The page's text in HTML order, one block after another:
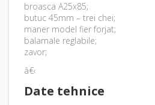
broasca A25x85;
butuc 45mm – trei chei;
maner model fier forjat;
balamale reglabile;
zavor;
â€‹
Date tehnice